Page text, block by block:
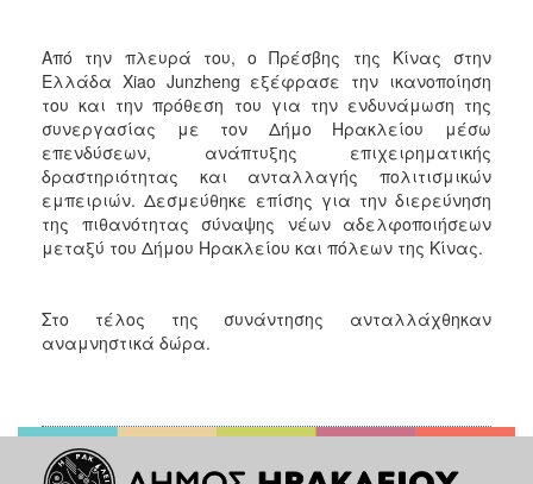
Από την πλευρά του, ο Πρέσβης της Κίνας στην
Ελλάδα Xiao Junzheng εξέφρασε την ικανοποίηση
του και την πρόθεση του για την ενδυνάμωση της
συνεργασίας με τον Δήμο Ηρακλείου μέσω
επενδύσεων, ανάπτυξης επιχειρηματικής
δραστηριότητας και ανταλλαγής πολιτισμικών
εμπειριών. Δεσμεύθηκε επίσης για την διερεύνηση
της πιθανότητας σύναψης νέων αδελφοποιήσεων
μεταξύ του Δήμου Ηρακλείου και πόλεων της Κίνας.
Στο τέλος της συνάντησης ανταλλάχθηκαν
αναμνηστικά δώρα.